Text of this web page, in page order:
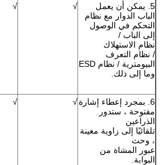
5. يمكن أن يعمل
الباب الدوار مع نظام
التحكم في الوصول
إلى الباب /
نظام الاستهلاك
/ نظام التعرف
البيومترية / نظام ESD
وما إلى ذلك.
√
√
6. بمجرد إعطاء إشارة
مفتوحة ، ستدور
الذراعين
تلقائيًا إلى زاوية معينة
، وحث
عبور المشاة من
البوابة.
√
√